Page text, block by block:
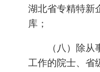
湖北省专精特新
库；
（八）除
工作的院士、省